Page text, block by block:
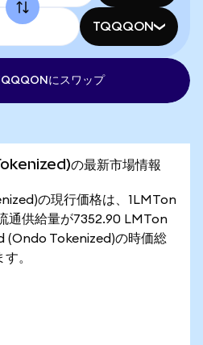
TQQQON
にスワップ
の最新市場情報
の現行価格は、1LMTon
通供給量が7352.90 LMTon
(Ondo Tokenized)の時価総
。